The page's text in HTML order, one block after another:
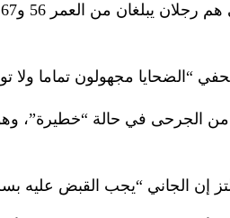
“الضحايا مجهولون تماما ولا
الجرحى في حالة “خطيرة”،
إن الجاني “يجب القبض عليه